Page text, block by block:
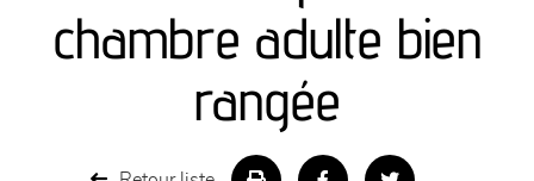
séjours
chambre adulte bien
rangée